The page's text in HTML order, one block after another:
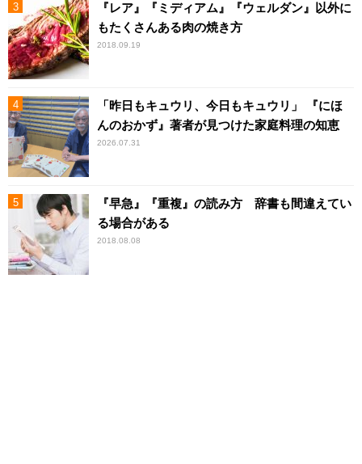
『レア』『ミディアム』『ウェルダン』以外に
もたくさんある肉の焼き方
2018.09.19
「昨日もキュウリ、今日もキュウリ」 『にほ
んのおかず』著者が見つけた家庭料理の知恵
2026.07.31
『早急』『重複』の読み方 辞書も間違えてい
る場合がある
2018.08.08